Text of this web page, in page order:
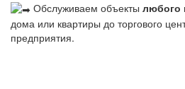
Обслуживаем объекты любого
дома или квартиры до торгового
предприятия.